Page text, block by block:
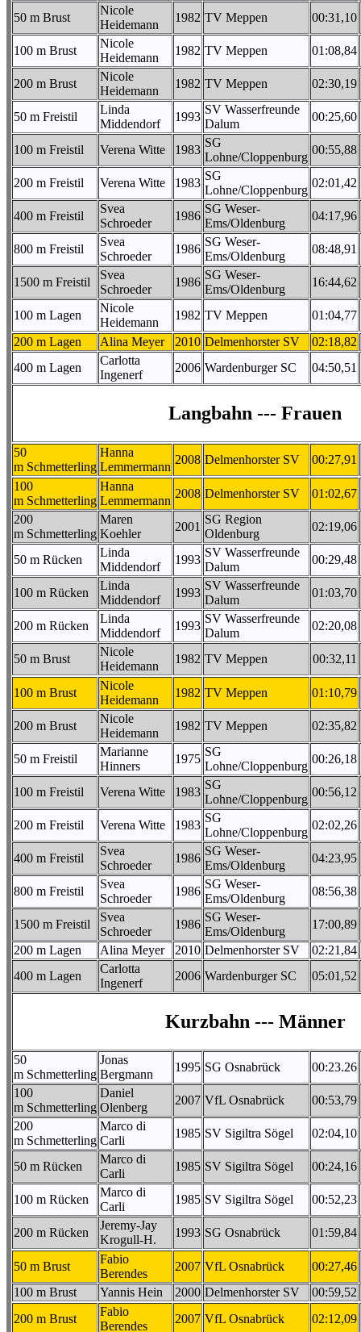
50 m Brust
Nicole
Heidemann
1982 TV Meppen 00:31,10
100 m Brust
Nicole
Heidemann
1982 TV Meppen 01:08,84
200 m Brust
Nicole
Heidemann
1982 TV Meppen 02:30,19
50 m Freistil
Linda
Middendorf
1993
SV Wasserfreunde
Dalum
00:25,60
100 m Freistil Verena Witte 1983
SG
Lohne/Cloppenburg
00:55,88
200 m Freistil Verena Witte 1983
SG
Lohne/Cloppenburg
02:01,42
400 m Freistil
Svea
Schroeder
1986
SG Weser-
Ems/Oldenburg
04:17,96
800 m Freistil
Svea
Schroeder
1986
SG Weser-
Ems/Oldenburg
08:48,91
1500 m Freistil
Svea
Schroeder
1986
SG Weser-
Ems/Oldenburg
16:44,62
100 m Lagen
Nicole
Heidemann
1982 TV Meppen
01:04,77
200 m Lagen
Alina Meyer 2010 Delmenhorster SV
02:18,82
400 m Lagen
Carlotta
Ingenerf
2006 Wardenburger SC 04:50,51
Langbahn --- Frauen
50
m Schmetterling
Hanna
Lemmermann
2008 Delmenhorster SV
00:27,91
100
m Schmetterling
Hanna
Lemmermann
2008 Delmenhorster SV
01:02,67
200
m Schmetterling
Maren
Koehler
2001
SG Region
Oldenburg
02:19,06
50 m Rücken
Linda
Middendorf
1993
SV Wasserfreunde
Dalum
00:29,48
100 m Rücken
Linda
Middendorf
1993
SV Wasserfreunde
Dalum
01:03,70
200 m Rücken
Linda
Middendorf
1993
SV Wasserfreunde
Dalum
02:20,08
50 m Brust
Nicole
Heidemann
1982 TV Meppen 00:32,11
100 m Brust
Nicole
Heidemann
1982 TV Meppen 01:10,79
200 m Brust
Nicole
Heidemann
1982 TV Meppen 02:35,82
50 m Freistil
Marianne
Hinners
1975
SG
Lohne/Cloppenburg
00:26,18
100 m Freistil Verena Witte 1983
SG
Lohne/Cloppenburg
00:56,12
200 m Freistil Verena Witte 1983
SG
Lohne/Cloppenburg
02:02,26
400 m Freistil
Svea
Schroeder
1986
SG Weser-
Ems/Oldenburg
04:23,95
800 m Freistil
Svea
Schroeder
1986
SG Weser-
Ems/Oldenburg
08:56,38
1500 m Freistil
Svea
Schroeder
1986
SG Weser-
Ems/Oldenburg
17:00,89
200 m Lagen
Alina Meyer 2010 Delmenhorster SV
02:21,84
400 m Lagen
Carlotta
Ingenerf
2006 Wardenburger SC 05:01,52
Kurzbahn --- Männer
50
m Schmetterling
Jonas
Bergmann
1995 SG Osnabrück
00:23.26
100
m Schmetterling
Daniel
Olenberg
2007 VfL Osnabrück
00:53,79
200
m Schmetterling
Marco di
Carli
1985 SV Sigiltra Sögel 02:04,10
50 m Rücken
Marco di
Carli
1985 SV Sigiltra Sögel 00:24,16
100 m Rücken
Marco di
Carli
1985 SV Sigiltra Sögel 00:52,23
200 m Rücken
Jeremy-Jay
Krogull-H.
1993 SG Osnabrück 01:59,84
50 m Brust
Fabio
Berendes
2007 VfL Osnabrück
00:27,46
100 m Brust
Yannis Hein 2000 Delmenhorster SV
00:59,52
200 m Brust
Fabio
Berendes
2007 VfL Osnabrück 02:12,09